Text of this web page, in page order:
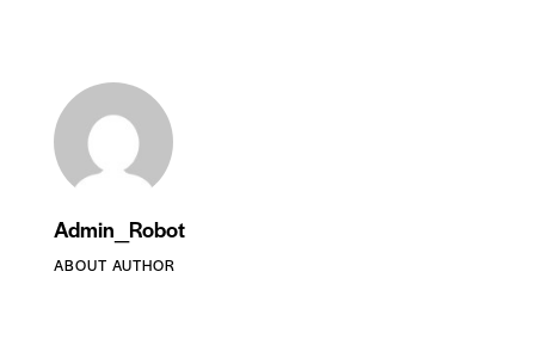
Admin_Robot
ABOUT AUTHOR